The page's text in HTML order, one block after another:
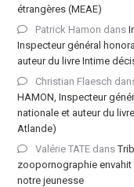
étrangères (MEAE)
Patrick Hamon dans
Inspecteur général
auteur du livre Intime
Christian Flaesch
HAMON, Inspecteur
nationale et auteur du
Atlande)
Valérie TATEdans
zoopornographie
notre jeunesse